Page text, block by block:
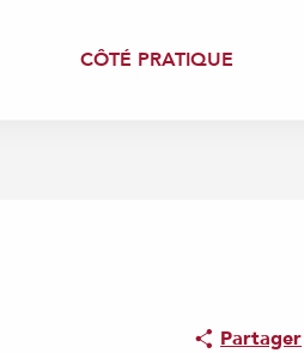
CÔTÉ PRATIQUE
Partager